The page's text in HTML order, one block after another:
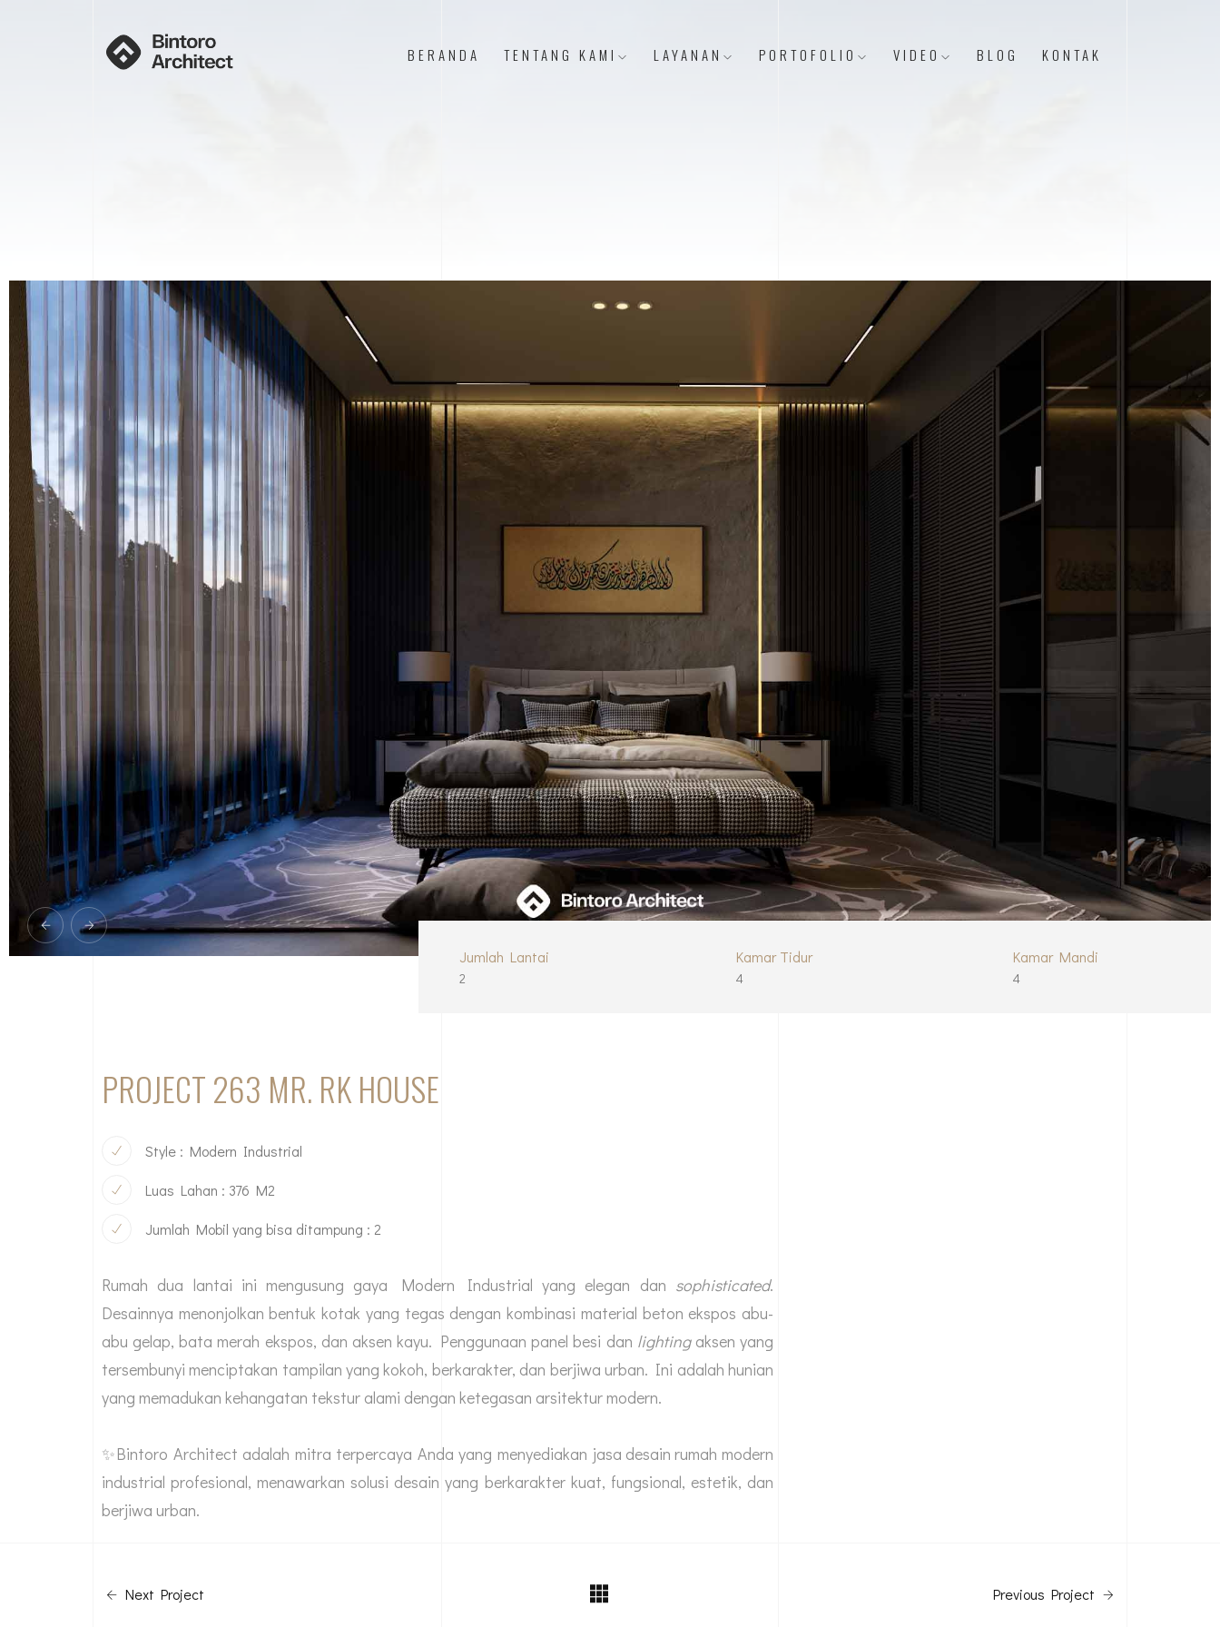
BERANDA TENTANG KAMI LAYANAN PORTOFOLIO VIDEO BLOG KONTAK
Jumlah Lantai
2
Kamar Tidur
4
Kamar Mandi
4
PROJECT 263 MR. RK HOUSE
Style : Modern Industrial
Luas Lahan : 376 M2
Jumlah Mobil yang bisa ditampung : 2
Rumah dua lantai ini mengusung gaya Modern Industrial yang elegan dan sophisticated.
Desainnya menonjolkan bentuk kotak yang tegas dengan kombinasi material beton ekspos abu-
abu gelap, bata merah ekspos, dan aksen kayu. Penggunaan panel besi dan lightingaksen yang
tersembunyi menciptakan tampilan yang kokoh, berkarakter, dan berjiwa urban. Ini adalah hunian
yang memadukan kehangatan tekstur alami dengan ketegasan arsitektur modern.
✨Bintoro Architect adalah mitra terpercaya Anda yang menyediakan jasa desain rumah modern
industrial profesional, menawarkan solusi desain yang berkarakter kuat, fungsional, estetik, dan
berjiwa urban.
Next Project Previous Project